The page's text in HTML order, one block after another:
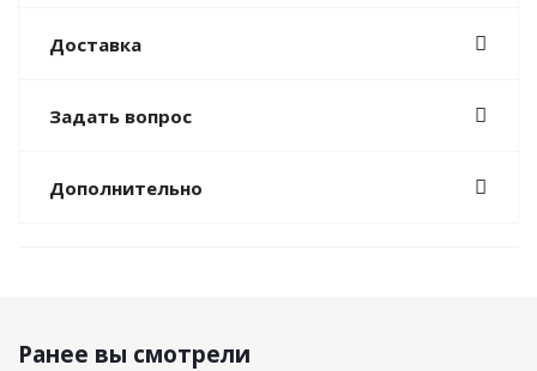
Доставка
Задать вопрос
Дополнительно
Ранее вы смотрели